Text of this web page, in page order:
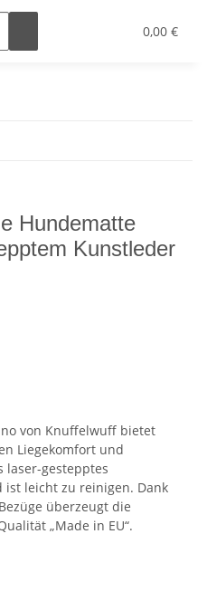
0,00 €
Hundematte
Kunstleder
von Knuffelwuff bietet
Liegekomfort und
laser-gestepptes
ist leicht zu reinigen. Dank
überzeugt die
„Made in EU“.